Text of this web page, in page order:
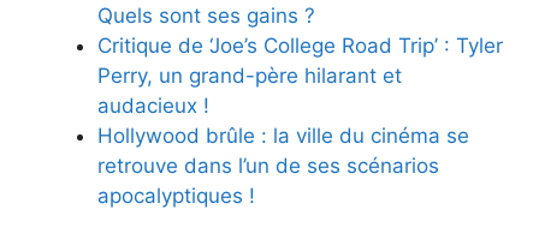
Quels sont ses gains ?
Critique de ‘Joe’s College Road Trip’ : Tyler
Perry, un grand-père hilarant et
audacieux !
Hollywood brûle : la ville du cinéma se
retrouve dans l’un de ses scénarios
apocalyptiques !